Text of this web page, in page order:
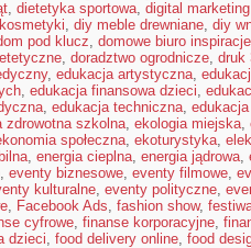
, dietetyka sportowa, digital marketing
, diy meble drewniane, diy
pod klucz, domowe biuro inspiracje
, doradztwo ogrodnicze, druk
, edukacja artystyczna,
, edukacja finansowa dzieci,
, edukacja techniczna,
zdrowotna szkolna, ekologia miejska,
społeczna, ekoturystyka,
, energia cieplna, energia jądrowa,
, eventy biznesowe, eventy filmowe,
kulturalne, eventy polityczne,
, Facebook Ads, fashion show,
cyfrowe, finanse korporacyjne,
dzieci, food delivery online, food